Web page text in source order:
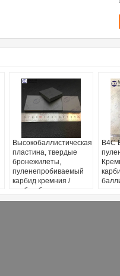
Высокобаллистическая
пластина, твердые
бронежилеты,
пуленепробиваемый
карбид кремния /
карбид бора.
B4C